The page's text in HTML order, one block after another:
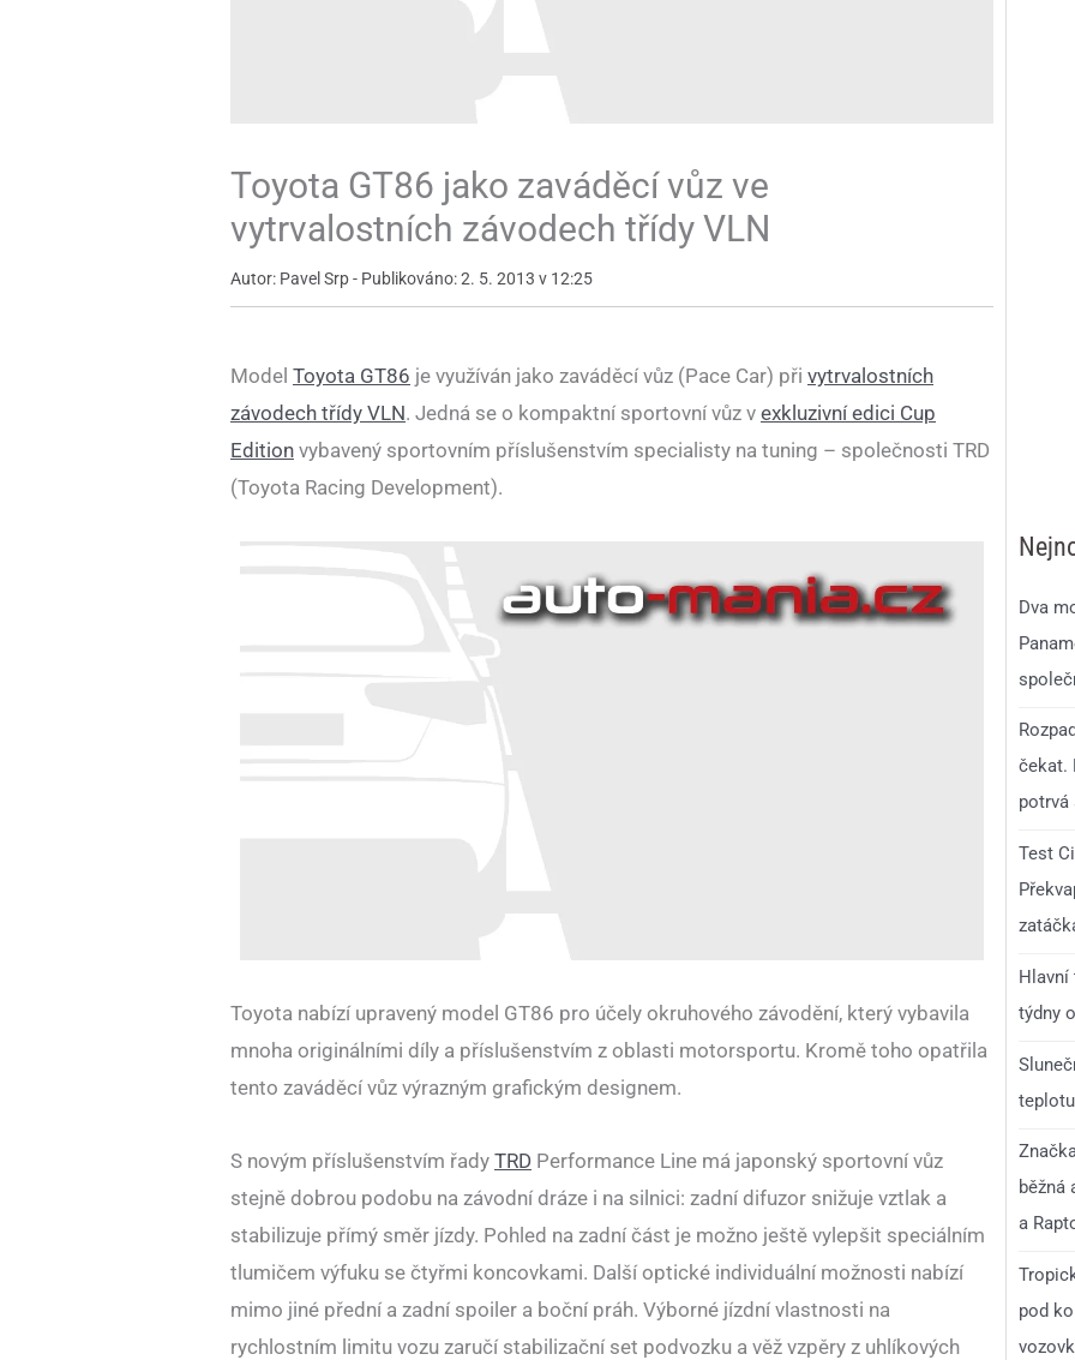
Toyota GT86 jako zaváděcí vůz ve
vytrvalostních závodech třídy VLN
Autor: Pavel Srp - Publikováno: 2. 5. 2013 v 12:25
Model Toyota GT86 je využíván jako zaváděcí vůz (Pace Car) při vytrvalostních
závodech třídy VLN. Jedná se o kompaktní sportovní vůz v exkluzivní edici Cup
Edition vybavený sportovním příslušenstvím specialisty na tuning – společnosti TRD
(Toyota Racing Development).
Toyota nabízí upravený model GT86 pro účely okruhového závodění, který vybavila
mnoha originálními díly a příslušenstvím z oblasti motorsportu. Kromě toho opatřila
tento zaváděcí vůz výrazným grafickým designem.
S novým příslušenstvím řady TRD Performance Line má japonský sportovní vůz
stejně dobrou podobu na závodní dráze i na silnici: zadní difuzor snižuje vztlak a
stabilizuje přímý směr jízdy. Pohled na zadní část je možno ještě vylepšit speciálním
tlumičem výfuku se čtyřmi koncovkami. Další optické individuální možnosti nabízí
mimo jiné přední a zadní spoiler a boční práh. Výborné jízdní vlastnosti na
rychlostním limitu vozu zaručí stabilizační set podvozku a věž vzpěry z uhlíkových
Dva
čekat.
potrvá
Test
Hlavní
týdny
běžná
a
pod